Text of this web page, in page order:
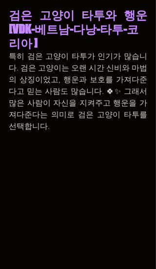
검은 고양이 타투와 행운
[VDK-베트남-다낭-타투-코
리아 ]
특히 검은 고양이 타투가 인기가 많습니
다. 검은 고양이는 오랜 시간 신비와 마법
의 상징이었고, 행운과 보호를 가져다준
다고 믿는 사람도 많습니다. 🍀✨ 그래서
많은 사람이 자신을 지켜주고 행운을 가
져다준다는 의미로 검은 고양이 타투를
선택합니다.